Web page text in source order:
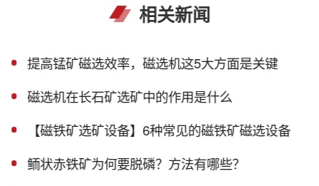
相关新闻
提高锰矿磁选效率，磁选机这5大方面是关键
磁选机在长石矿选矿中的作用是什么
【磁铁矿选矿设备】6种常见的磁铁矿磁选设备
鲕状赤铁矿为何要脱磷？方法有哪些？